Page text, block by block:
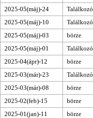
2025-05(máj)-24
Találkozó
2025-05(máj)-10
Találkozó
2025-05(máj)-03
börze
2025-05(máj)-01
Találkozó
2025-04(ápr)-12
börze
2025-03(már)-23
Találkozó
2025-03(már)-08
börze
2025-02(feb)-15
börze
2025-01(jan)-11
börze